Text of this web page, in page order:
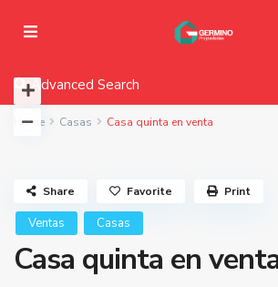
Advanced Search
Home Casas Casa quinta en venta
Ventas Casas
Casa quinta en
Share Favorite Print